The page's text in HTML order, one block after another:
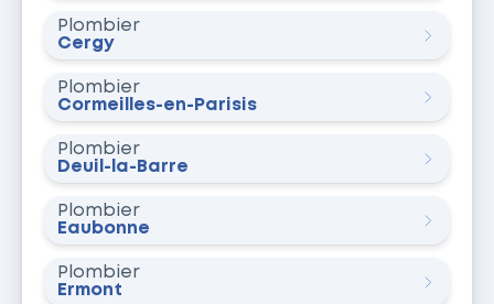
Plombier
Cergy
Plombier
Cormeilles-en-Parisis
Plombier
Deuil-la-Barre
Plombier
Eaubonne
Plombier
Ermont